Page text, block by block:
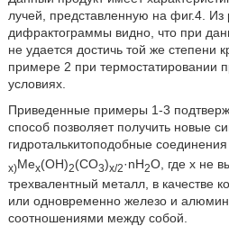
лучей, представленную на фиг.4. Из
дифрактограммы видно, что при
не удается достичь той же степени
примере 2 при термостатировании
условиях.
Приведенные примеры 1-3
способ позволяет получить новые
гидроталькитоподобные
x)Mex(OH)2(CO3)x/2·nН2O, где х не
трехвалентный металл, в качестве
или одновременно железо и
соотношениями между собой.